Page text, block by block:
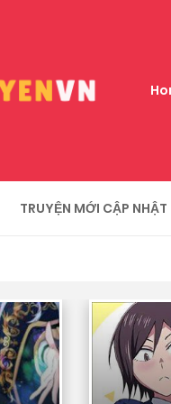
TRUYỆN MỚI CẬP NHẬT